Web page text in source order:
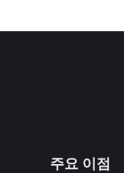
주요 이점